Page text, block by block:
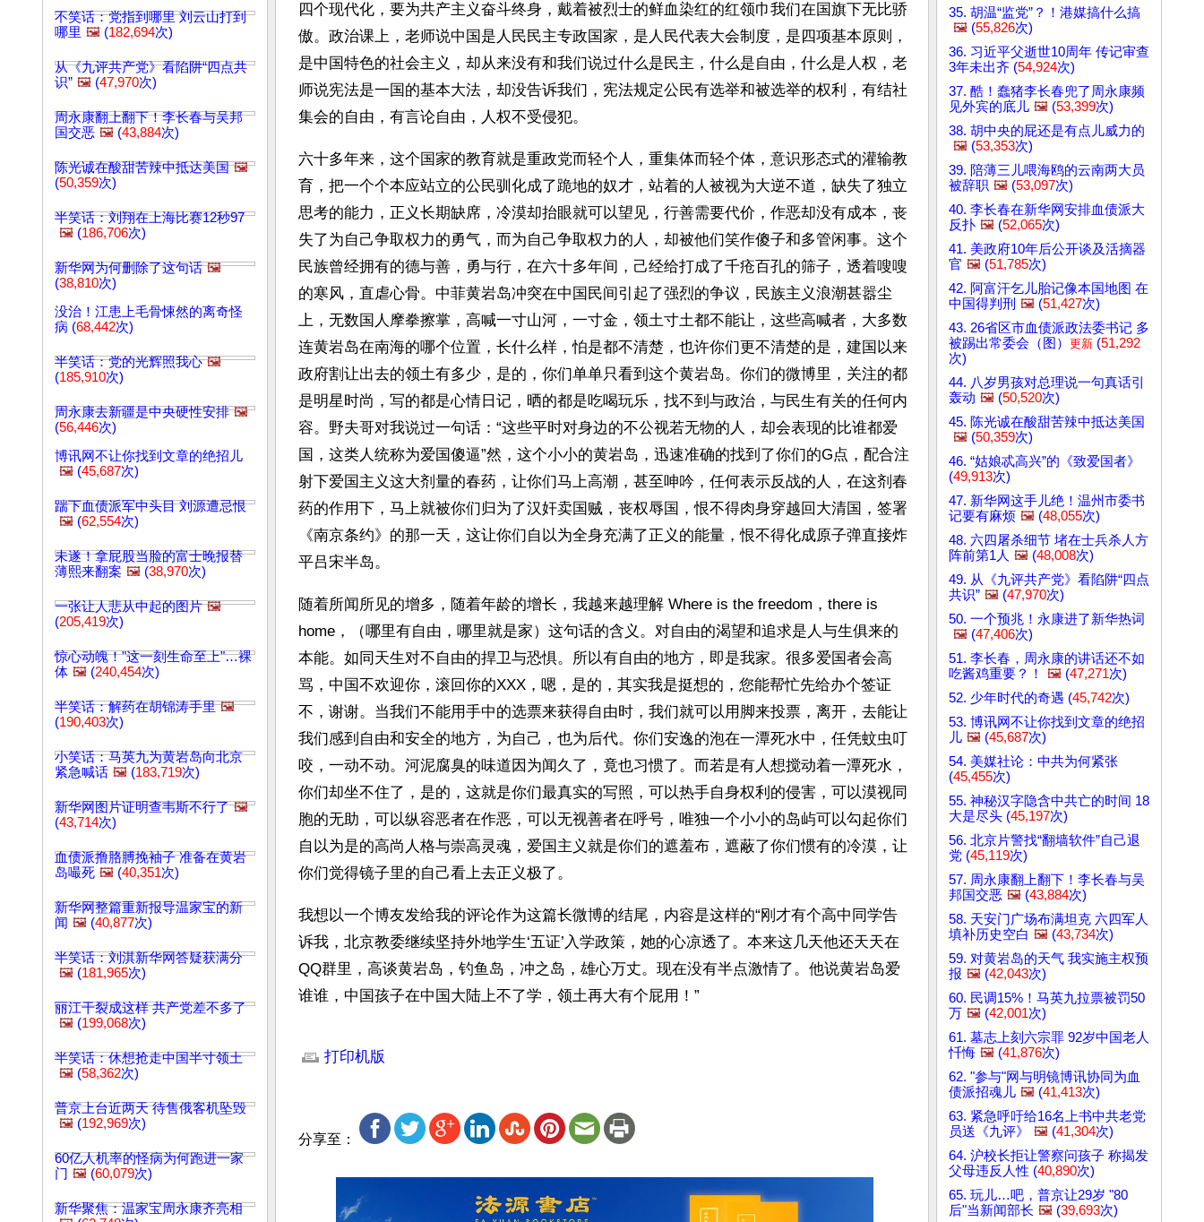
不笑话：党指到哪里 刘云山打到
哪里 🖼️ (182,694次)
从《九评共产党》看陷阱“四点共
识” 🖼️ (47,970次)
周永康翻上翻下！李长春与吴邦
国交恶 🖼️ (43,884次)
陈光诚在酸甜苦辣中抵达美国 🖼️
(50,359次)
半笑话：刘翔在上海比赛12秒97
🖼️ (186,706次)
新华网为何删除了这句话 🖼️
(38,810次)
没治！江患上毛骨悚然的离奇怪
病 (68,442次)
半笑话：党的光辉照我心 🖼️
(185,910次)
周永康去新疆是中央硬性安排 🖼️
(56,446次)
博讯网不让你找到文章的绝招儿
🖼️ (45,687次)
踹下血债派军中头目 刘源遭忌恨
🖼️ (62,554次)
未遂！拿屁股当脸的富士晚报替
薄熙来翻案 🖼️ (38,970次)
一张让人悲从中起的图片 🖼️
(205,419次)
惊心动魄！"这一刻生命至上"…裸
体 🖼️ (240,454次)
半笑话：解药在胡锦涛手里 🖼️
(190,403次)
小笑话：马英九为黄岩岛向北京
紧急喊话 🖼️ (183,719次)
新华网图片证明查韦斯不行了 🖼️
(43,714次)
血债派撸胳膊挽袖子 准备在黄岩
岛嘬死 🖼️ (40,351次)
新华网整篇重新报导温家宝的新
闻 🖼️ (40,877次)
半笑话：刘淇新华网答疑获满分
🖼️ (181,965次)
丽江干裂成这样 共产党差不多了
🖼️ (199,068次)
半笑话：休想抢走中国半寸领土
🖼️ (58,362次)
普京上台近两天 待售俄客机坠毁
🖼️ (192,969次)
60亿人机率的怪病为何跑进一家
门 🖼️ (60,079次)
新华聚焦：温家宝周永康齐亮相
四个现代化，要为共产主义奋斗终身，戴着被烈士的鲜血染红的红领巾我们在国旗下无比骄
傲。政治课上，老师说中国是人民民主专政国家，是人民代表大会制度，是四项基本原则，
是中国特色的社会主义，却从来没有和我们说过什么是民主，什么是自由，什么是人权，老
师说宪法是一国的基本大法，却没告诉我们，宪法规定公民有选举和被选举的权利，有结社
集会的自由，有言论自由，人权不受侵犯。
六十多年来，这个国家的教育就是重政党而轻个人，重集体而轻个体，意识形态式的灌输教
育，把一个个本应站立的公民驯化成了跪地的奴才，站着的人被视为大逆不道，缺失了独立
思考的能力，正义长期缺席，冷漠却抬眼就可以望见，行善需要代价，作恶却没有成本，丧
失了为自己争取权力的勇气，而为自己争取权力的人，却被他们笑作傻子和多管闲事。这个
民族曾经拥有的德与善，勇与行，在六十多年间，己经给打成了千疮百孔的筛子，透着嗖嗖
的寒风，直虐心骨。中菲黄岩岛冲突在中国民间引起了强烈的争议，民族主义浪潮甚嚣尘
上，无数国人摩拳擦掌，高喊一寸山河，一寸金，领土寸土都不能让，这些高喊者，大多数
连黄岩岛在南海的哪个位置，长什么样，怕是都不清楚，也许你们更不清楚的是，建国以来
政府割让出去的领土有多少，是的，你们单单只看到这个黄岩岛。你们的微博里，关注的都
是明星时尚，写的都是心情日记，晒的都是吃喝玩乐，找不到与政治，与民生有关的任何内
容。野夫哥对我说过一句话：“这些平时对身边的不公视若无物的人，却会表现的比谁都爱
国，这类人统称为爱国傻逼”然，这个小小的黄岩岛，迅速准确的找到了你们的G点，配合注
射下爱国主义这大剂量的春药，让你们马上高潮，甚至呻吟，任何表示反战的人，在这剂春
药的作用下，马上就被你们归为了汉奸卖国贼，丧权辱国，恨不得肉身穿越回大清国，签署
《南京条约》的那一天，这让你们自以为全身充满了正义的能量，恨不得化成原子弹直接炸
平吕宋半岛。
随着所闻所见的增多，随着年龄的增长，我越来越理解 Where is the freedom，there is
home，（哪里有自由，哪里就是家）这句话的含义。对自由的渴望和追求是人与生俱来的
本能。如同天生对不自由的捍卫与恐惧。所以有自由的地方，即是我家。很多爱国者会高
骂，中国不欢迎你，滚回你的XXX，嗯，是的，其实我是挺想的，您能帮忙先给办个签证
不，谢谢。当我们不能用手中的选票来获得自由时，我们就可以用脚来投票，离开，去能让
我们感到自由和安全的地方，为自己，也为后代。你们安逸的泡在一潭死水中，任凭蚊虫叮
咬，一动不动。河泥腐臭的味道因为闻久了，竟也习惯了。而若是有人想搅动着一潭死水，
你们却坐不住了，是的，这就是你们最真实的写照，可以热手自身权利的侵害，可以漠视同
胞的无助，可以纵容恶者在作恶，可以无视善者在呼号，唯独一个小小的岛屿可以勾起你们
自以为是的高尚人格与崇高灵魂，爱国主义就是你们的遮羞布，遮蔽了你们惯有的冷漠，让
你们觉得镜子里的自己看上去正义极了。
我想以一个博友发给我的评论作为这篇长微博的结尾，内容是这样的“刚才有个高中同学告
诉我，北京教委继续坚持外地学生‘五证’入学政策，她的心凉透了。本来这几天他还天天在
QQ群里，高谈黄岩岛，钓鱼岛，冲之岛，雄心万丈。现在没有半点激情了。他说黄岩岛爱
谁谁，中国孩子在中国大陆上不了学，领土再大有个屁用！”
打印机版
分享至：
35. 胡温“监党”？！港媒搞什么搞
🖼️ (55,826次)
36. 习近平父逝世10周年 传记审查
3年未出齐 (54,924次)
37. 酷！蠢猪李长春兜了周永康频
见外宾的底儿 🖼️ (53,399次)
38. 胡中央的屁还是有点儿威力的
🖼️ (53,353次)
39. 陪薄三儿喂海鸥的云南两大员
被辞职 🖼️ (53,097次)
40. 李长春在新华网安排血债派大
反扑 🖼️ (52,065次)
41. 美政府10年后公开谈及活摘器
官 🖼️ (51,785次)
42. 阿富汗乞儿胎记像本国地图 在
中国得判刑 🖼️ (51,427次)
43. 26省区市血债派政法委书记 多
被踢出常委会（图） 更新 (51,292
次)
44. 八岁男孩对总理说一句真话引
轰动 🖼️ (50,520次)
45. 陈光诚在酸甜苦辣中抵达美国
🖼️ (50,359次)
46. “姑娘忒高兴”的《致爱国者》
(49,913次)
47. 新华网这手儿绝！温州市委书
记要有麻烦 🖼️ (48,055次)
48. 六四屠杀细节 堵在士兵杀人方
阵前第1人 🖼️ (48,008次)
49. 从《九评共产党》看陷阱“四点
共识” 🖼️ (47,970次)
50. 一个预兆！永康进了新华热词
🖼️ (47,406次)
51. 李长春，周永康的讲话还不如
吃酱鸡重要？！
🖼️ (47,271次)
52. 少年时代的奇遇 (45,742次)
53. 博讯网不让你找到文章的绝招
儿 🖼️ (45,687次)
54. 美媒社论：中共为何紧张
(45,455次)
55. 神秘汉字隐含中共亡的时间 18
大是尽头 (45,197次)
56. 北京片警找“翻墙软件”自己退
党 (45,119次)
57. 周永康翻上翻下！李长春与吴
邦国交恶 🖼️ (43,884次)
58. 天安门广场布满坦克 六四军人
填补历史空白 🖼️ (43,734次)
59. 对黄岩岛的天气 我实施主权预
报 🖼️ (42,043次)
60. 民调15%！马英九拉票被罚50
万 🖼️ (42,001次)
61. 墓志上刻六宗罪 92岁中国老人
忏悔 🖼️ (41,876次)
62. "参与"网与明镜博讯协同为血
债派招魂儿 🖼️ (41,413次)
63. 紧急呼吁给16名上书中共老党
员送《九评》
🖼️ (41,304次)
64. 沪校长拒让警察问孩子 称揭发
父母违反人性 (40,890次)
65. 玩儿…吧，普京让29岁 "80
后"当新闻部长 🖼️ (39,693次)